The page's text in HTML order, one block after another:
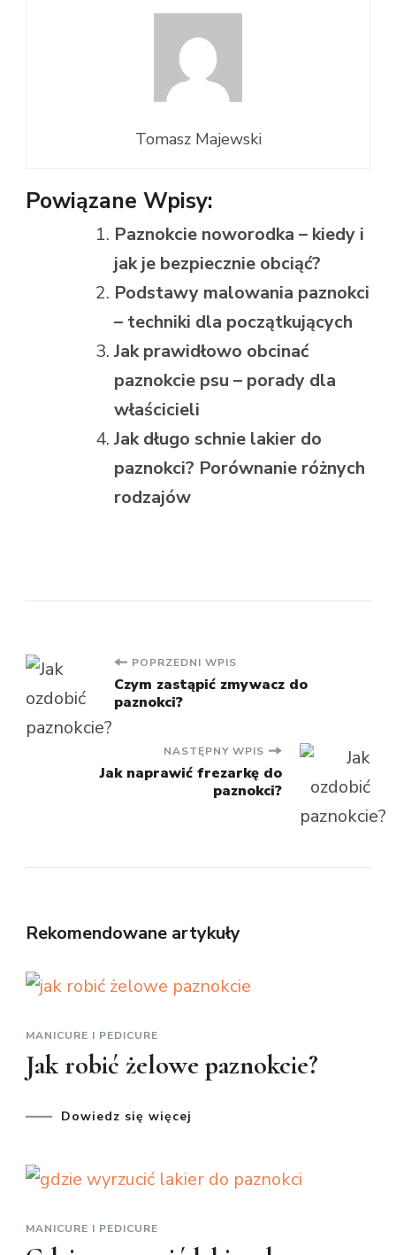
Tomasz Majewski
Powiązane Wpisy:
Paznokcie noworodka – kiedy i
jak je bezpiecznie obciąć?
Podstawy malowania paznokci
– techniki dla początkujących
Jak prawidłowo obcinać
paznokcie psu – porady dla
właścicieli
Jak długo schnie lakier do
paznokci? Porównanie różnych
rodzajów
Nawigacja
wpisu
POPRZEDNI WPIS
Czym zastąpić zmywacz do
paznokci?
NASTĘPNY WPIS
Jak naprawić frezarkę do
paznokci?
Rekomendowane artykuły
MANICURE I PEDICURE
Jak robić żelowe paznokcie?
Dowiedz się więcej
MANICURE I PEDICURE